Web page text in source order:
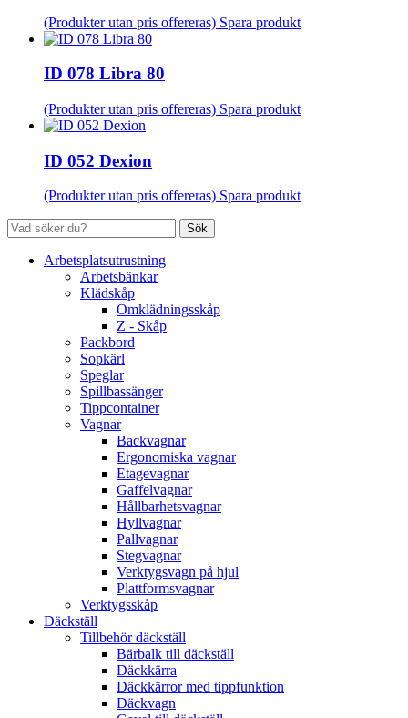
(Produkter utan pris offereras) Spara produkt
ID 078 Libra 80
(Produkter utan pris offereras) Spara produkt
ID 052 Dexion
(Produkter utan pris offereras) Spara produkt
Sök
Arbetsplatsutrustning
Arbetsbänkar
Klädskåp
Omklädningsskåp
Z - Skåp
Packbord
Sopkärl
Speglar
Spillbassänger
Tippcontainer
Vagnar
Backvagnar
Ergonomiska vagnar
Etagevagnar
Gaffelvagnar
Hållbarhetsvagnar
Hyllvagnar
Pallvagnar
Stegvagnar
Verktygsvagn på hjul
Plattformsvagnar
Verktygsskåp
Däckställ
Tillbehör däckställ
Bärbalk till däckställ
Däckkärra
Däckkärror med tippfunktion
Däckvagn